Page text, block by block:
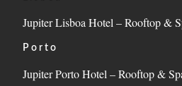
Jupiter Lisboa Hotel – Rooftop &
Porto
Jupiter Porto Hotel – Rooftop &